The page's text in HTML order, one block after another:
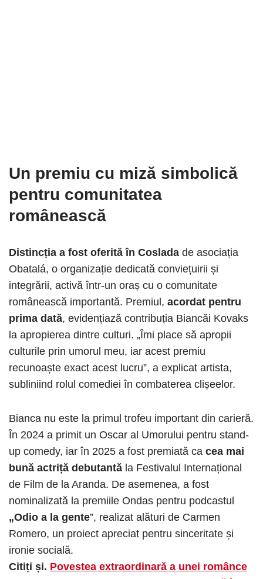
Un premiu cu miză simbolică
pentru comunitatea
românească
Distincția a fost oferită în Coslada de asociația
Obatalá, o organizație dedicată conviețuirii și
integrării, activă într-un oraș cu o comunitate
românească importantă. Premiul, acordat pentru
prima dată, evidențiază contribuția Biancăi Kovaks
la apropierea dintre culturi. „Îmi place să apropii
culturile prin umorul meu, iar acest premiu
recunoaște exact acest lucru”, a explicat artista,
subliniind rolul comediei în combaterea clișeelor.
Bianca nu este la primul trofeu important din carieră.
În 2024 a primit un Oscar al Umorului pentru stand-
up comedy, iar în 2025 a fost premiată ca cea mai
bună actriță debutantă la Festivalul Internațional
de Film de la Aranda. De asemenea, a fost
nominalizată la premiile Ondas pentru podcastul
„Odio a la gente”, realizat alături de Carmen
Romero, un proiect apreciat pentru sinceritate și
ironie socială.
Citiți și. Povestea extraordinară a unei românce